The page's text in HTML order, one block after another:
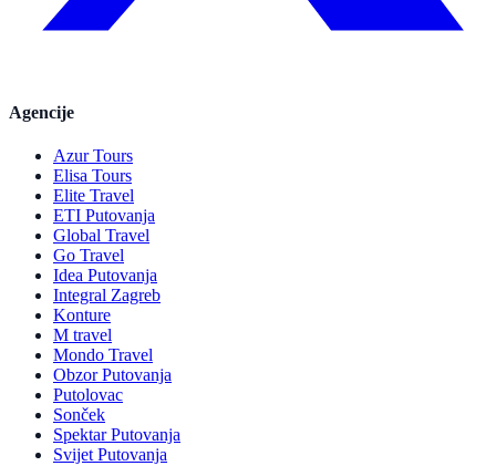
Agencije
Azur Tours
Elisa Tours
Elite Travel
ETI Putovanja
Global Travel
Go Travel
Idea Putovanja
Integral Zagreb
Konture
M travel
Mondo Travel
Obzor Putovanja
Putolovac
Sonček
Spektar Putovanja
Svijet Putovanja